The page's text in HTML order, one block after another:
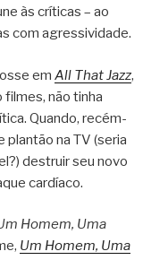
às críticas – ao
com agressividade.
em All That Jazz,
não tinha
Quando, recém-
plantão na TV (seria
destruir seu novo
cardíaco.
Homem, Uma
Um Homem, Uma